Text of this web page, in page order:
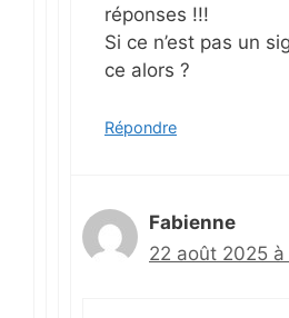
réponses !!!
Si ce n’est pas un
ce alors ?
Répondre
Fabienne
22 août 2025